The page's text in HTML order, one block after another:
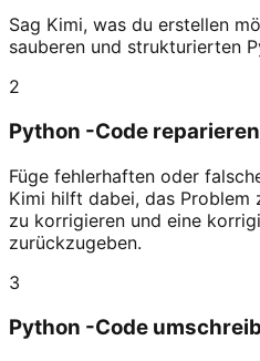
Sag Kimi, was du erstellen
sauberen und strukturierten
2
Python -Code reparieren
Füge fehlerhaften oder
Kimi hilft dabei, das
zu korrigieren und eine
zurückzugeben.
3
Python -Code